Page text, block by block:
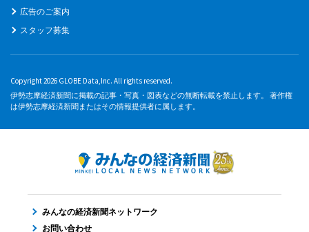
広告のご案内
スタッフ募集
Copyright 2026 GLOBE Data,Inc. All rights reserved.
伊勢志摩経済新聞に掲載の記事・写真・図表などの無断転載を禁止します。 著作権
は伊勢志摩経済新聞またはその情報提供者に属します。
みんなの経済新聞ネットワーク
お問い合わせ